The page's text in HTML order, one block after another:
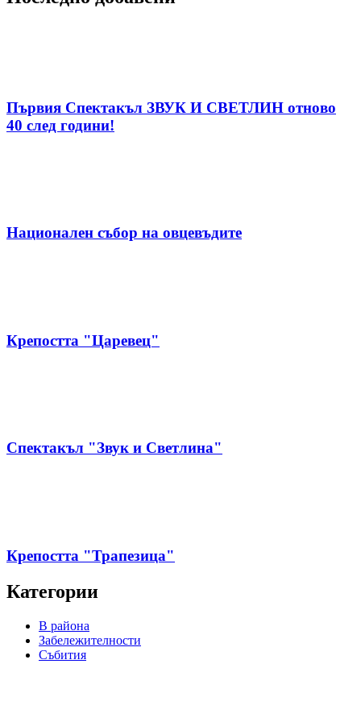
Първия Спектакъл ЗВУК И СВЕТЛИН отново
40 след години!
Национален събор на овцевъдите
Крепостта "Царевец"
Спектакъл "Звук и Светлина"
Крепостта "Трапезица"
Категории
В района
Забележителности
Събития